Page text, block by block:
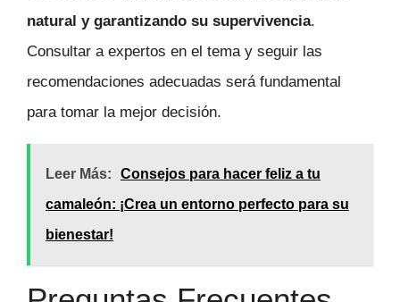
natural y garantizando su supervivencia.
Consultar a expertos en el tema y seguir las
recomendaciones adecuadas será fundamental
para tomar la mejor decisión.
Leer Más:
Consejos para hacer feliz a tu
camaleón: ¡Crea un entorno perfecto para su
bienestar!